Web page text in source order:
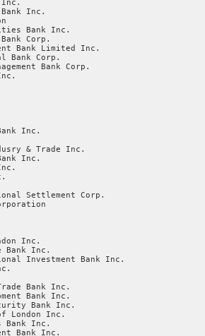
Inc.
Bank Inc.
Corp.
Bank Limited Inc.
Bank Corp.
Bank Corp.
Inc.
& Trade Inc.
Inc.
Settlement Corp.
Inc.
Bank Inc.
Investment Bank Inc.
Bank Inc.
Bank Inc.
Bank Inc.
London Inc.
Bank Inc.
Bank Inc.